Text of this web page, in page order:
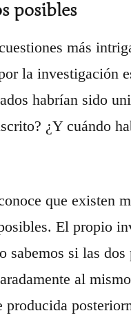
posibles
más
la investigación
habrían sido
¿Y cuándo
que existen
El propio
sabemos si las dos
al
producida